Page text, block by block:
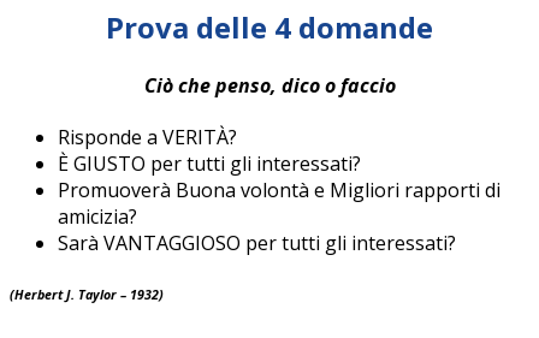
Prova delle 4 domande
Ciò che penso, dico o faccio
Risponde a VERITÀ?
È GIUSTO per tutti gli interessati?
Promuoverà Buona volontà e Migliori rapporti di
amicizia?
Sarà VANTAGGIOSO per tutti gli interessati?
(Herbert J. Taylor – 1932)